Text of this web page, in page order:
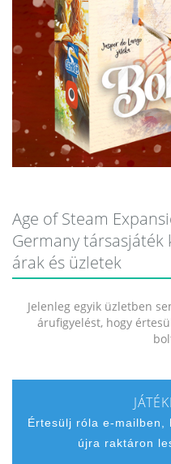
Age of Steam
Germany társasjáték
árak és üzletek
Jelenleg egyik üzletben
árufigyelést, hogy
Értesülj róla e-mailben,
újra raktáron